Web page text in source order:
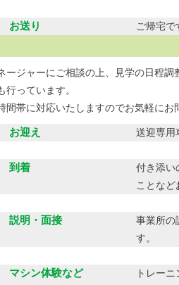
お送り ご帰宅で
ージャーにご相談の上、見学の日程調
行っています。
間帯に対応いたしますのでお気軽にお
お迎え 送迎専用
到着
付き添い
ことなど
説明・面接
事業所の
す。
マシン体験など
トレー